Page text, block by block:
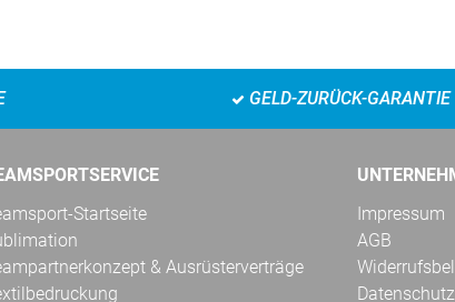
GELD-ZURÜCK-GARANTIE
Startseite
& Ausrüsterverträge
Impressum
AGB
Datenschutz